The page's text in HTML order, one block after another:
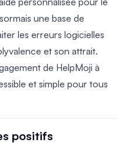
une base de
les erreurs logicielles
et son attrait.
de HelpMoji à
et simple pour tous
positifs